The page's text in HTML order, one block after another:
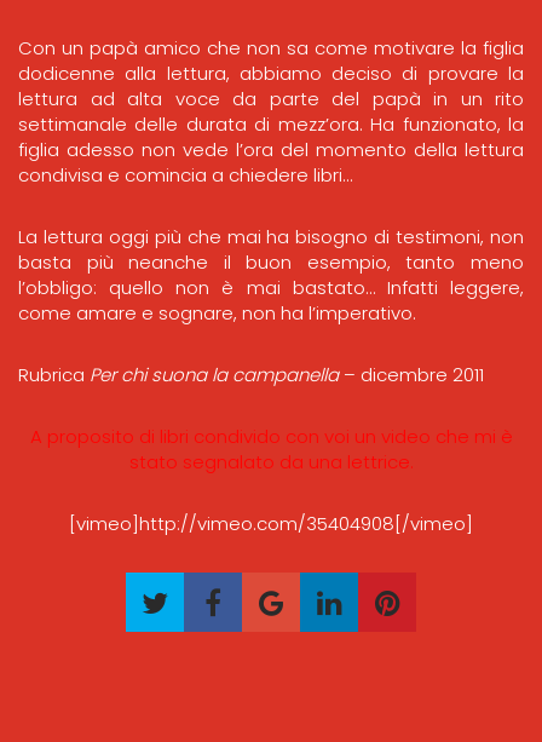
Con un papà amico che non sa come motivare la figlia
dodicenne alla lettura, abbiamo deciso di provare la
lettura ad alta voce da parte del papà in un rito
settimanale delle durata di mezz’ora. Ha funzionato, la
figlia adesso non vede l’ora del momento della lettura
condivisa e comincia a chiedere libri…
La lettura oggi più che mai ha bisogno di testimoni, non
basta più neanche il buon esempio, tanto meno
l’obbligo: quello non è mai bastato… Infatti leggere,
come amare e sognare, non ha l’imperativo.
Rubrica Per chi suona la campanella– dicembre 2011
A proposito di libri condivido con voi un video che mi è
stato segnalato da una lettrice.
[vimeo]http://vimeo.com/35404908[/vimeo]